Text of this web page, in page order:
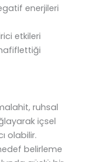
enerjileri
etkileri
ruhsal
içsel
olabilir.
belirleme